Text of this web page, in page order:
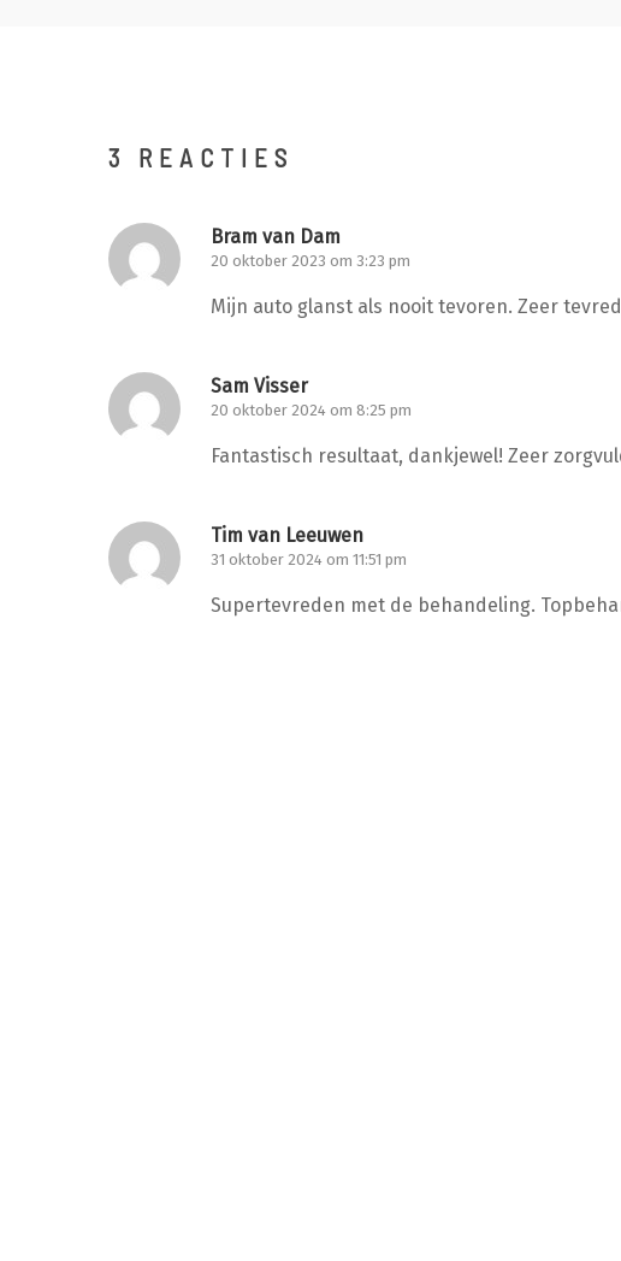
3 REACTIES
Bram van Dam
20 oktober 2023 om 3:23 pm
Mijn auto glanst als nooit tevoren. Zeer
Sam Visser
20 oktober 2024 om 8:25 pm
Fantastisch resultaat, dankjewel! Zeer
Tim van Leeuwen
31 oktober 2024 om 11:51 pm
Supertevreden met de behandeling.